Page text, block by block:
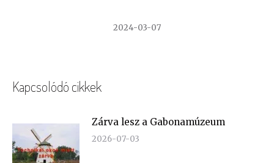
2024-03-07
Kapcsolódó cikkek
Zárva lesz a Gabonamúzeum
2026-07-03